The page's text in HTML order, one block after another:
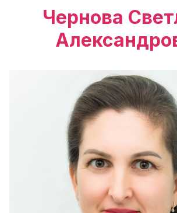
Чернова